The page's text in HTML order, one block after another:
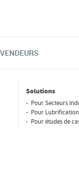
Solutions
Pour Secteurs
Pour Lubrification
Pour études de